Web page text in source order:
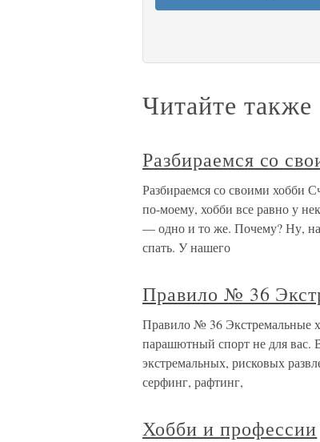
Читайте также
Разбираемся со
Разбираемся со своими хобби
по-моему, хобби все равно у
— одно и то же. Почему? Ну,
спать. У нашего
Правило № 36
Правило № 36 Экстремальные
парашютный спорт не для вас.
экстремальных, рисковых
серфинг, рафтинг,
Хобби и профессии